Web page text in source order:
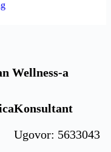
Wellness-a
Konsultant
Ugovor: 5633043